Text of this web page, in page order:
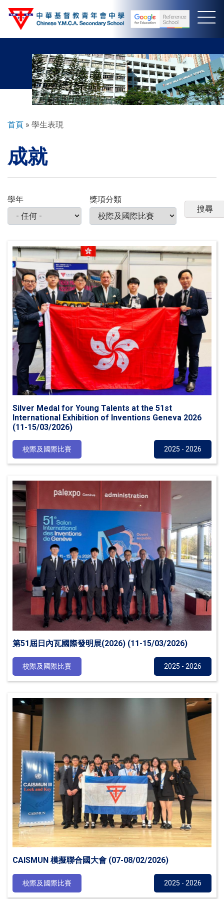
導
連
結
首頁 學生表現
成就
學年 獎項分類
Silver Medal for Young Talents at the 51st
International Exhibition of Inventions Geneva 2026
(11-15/03/2026)
校際及國際比賽 2025 - 2026
第51屆日內瓦國際發明展(2026) (11-15/03/2026)
校際及國際比賽 2025 - 2026
CAISMUN 模擬聯合國大會 (07-08/02/2026)
校際及國際比賽 2025 - 2026